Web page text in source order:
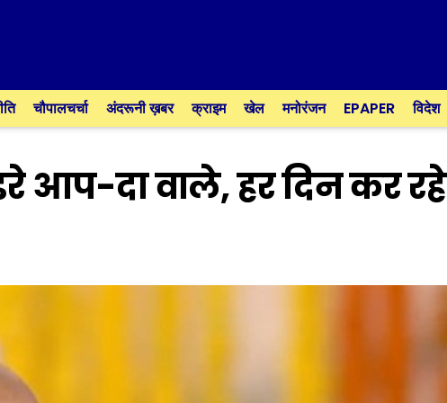
चौपालचर्चा अंदरूनी ख़बर क्राइम खेल मनोरंजन EPAPER विदेश
आप-दा वाले, हर दिन कर रहे